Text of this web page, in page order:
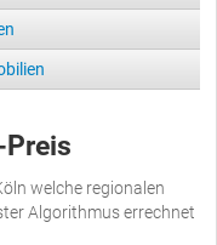
Preis
welche regionalen
Algorithmus errechnet